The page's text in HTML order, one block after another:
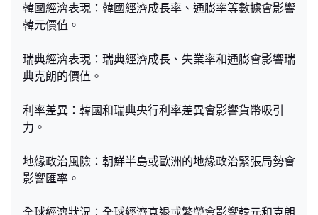
韓國經濟表現：韓國經濟成長率、通膨率等數據會影響
韓元價值。
瑞典經濟表現：瑞典經濟成長、失業率和通膨會影響瑞
典克朗的價值。
利率差異：韓國和瑞典央行利率差異會影響貨幣吸引
力。
地緣政治風險：朝鮮半島或歐洲的地緣政治緊張局勢會
影響匯率。
全球經濟狀況：全球經濟衰退或繁榮會影響韓元和克朗